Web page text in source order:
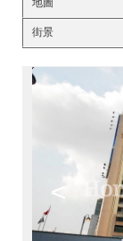
地圖
街景
<